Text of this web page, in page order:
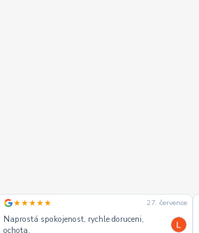
★★★★★ 27. července
Naprostá spokojenost, rychle doruceni,
ochota,